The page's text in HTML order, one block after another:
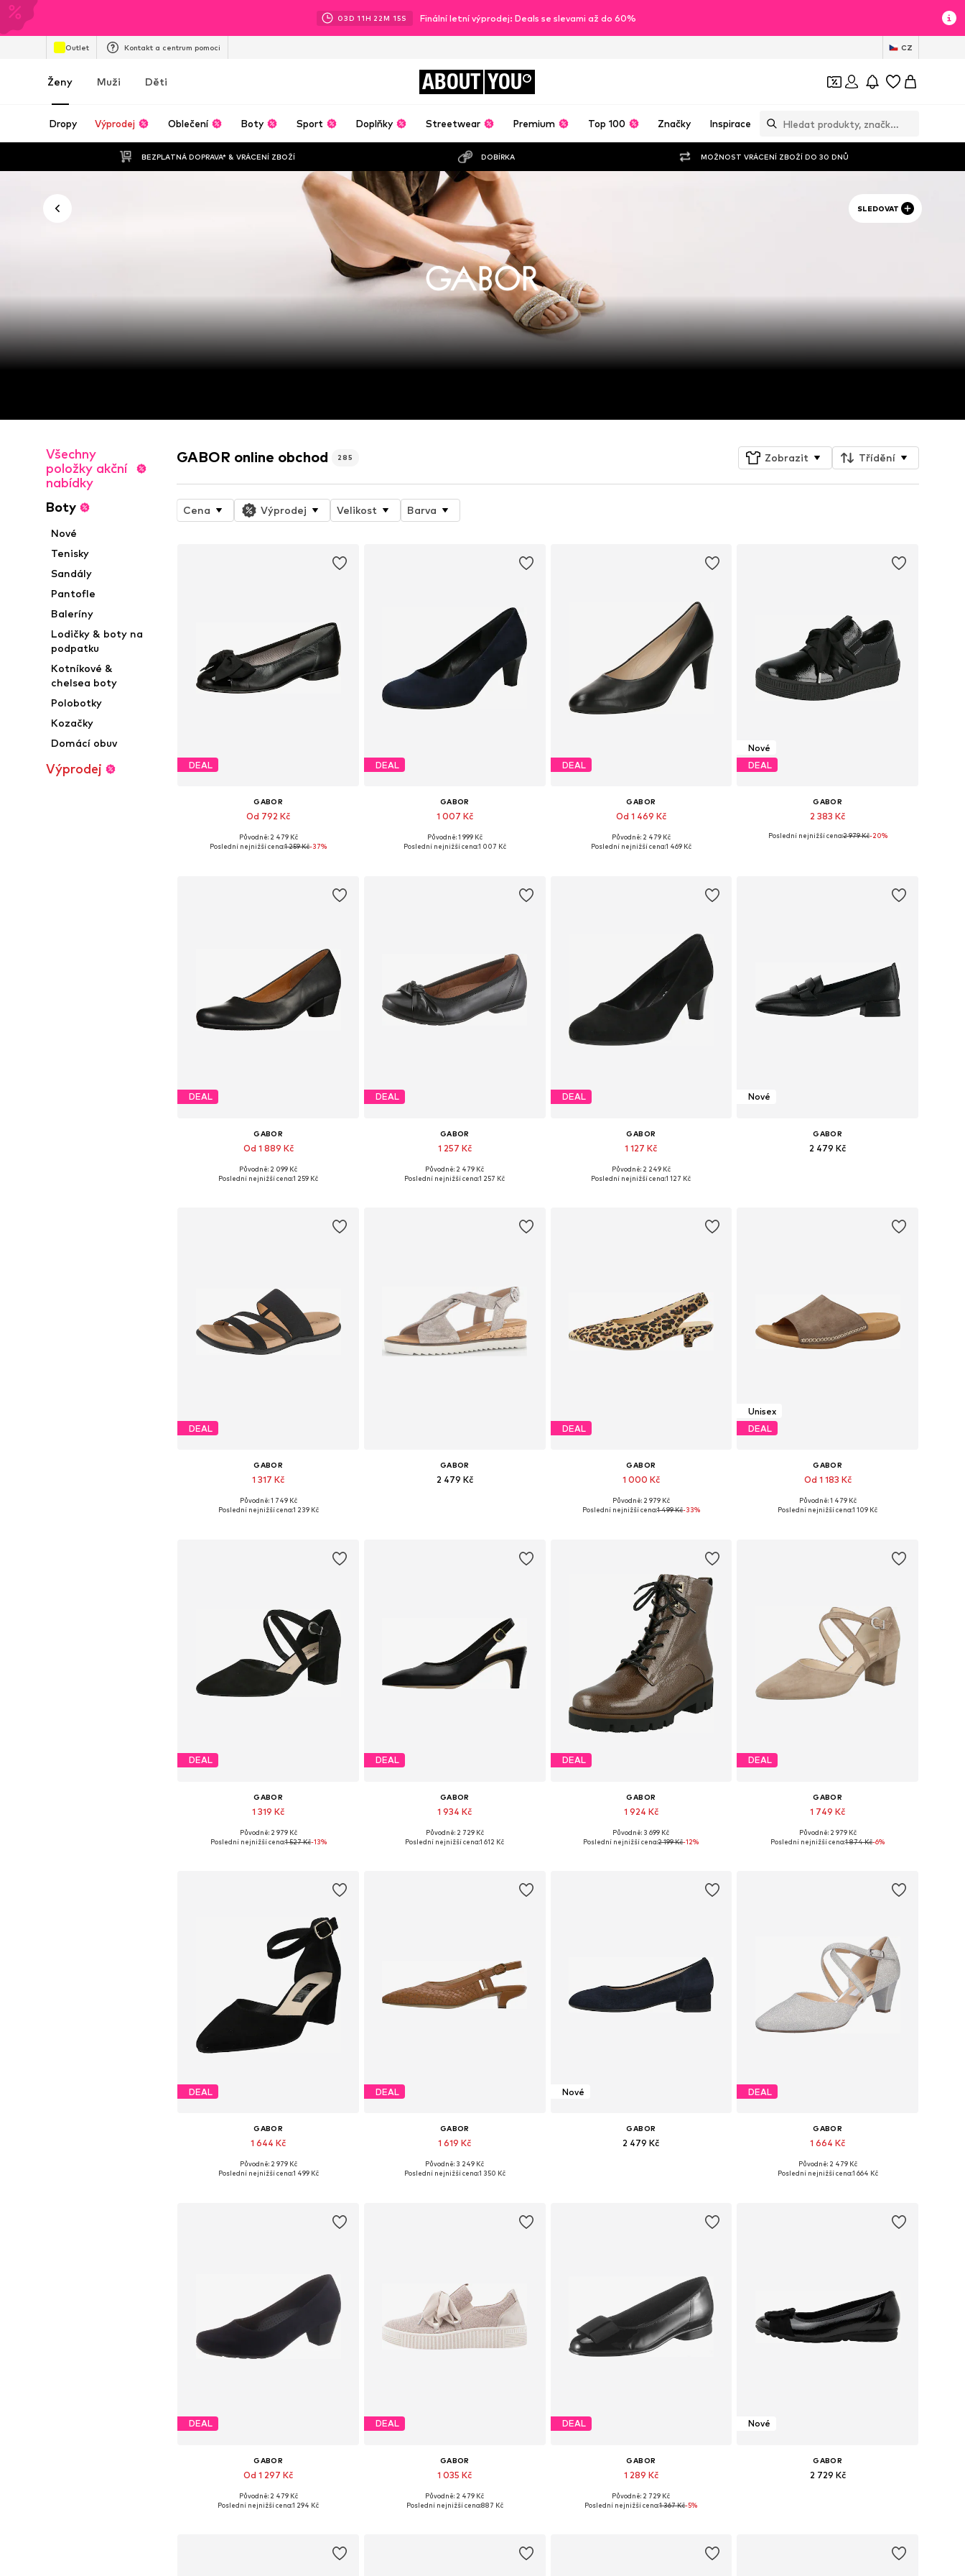
03D 11H 22M 13S Finální letní výprodej: Deals se slevami až do 60%
Outlet Kontakt a centrum pomoci CZ
Ženy Muži Děti ABOUT YOU
Dropy Výprodej Oblečení Boty Sport Doplňky Streetwear Premium Top 100 Značky Inspirace
BEZPLATNÁ DOPRAVA* & VRÁCENÍ ZBOŽÍ DOBÍRKA MOŽNOST VRÁCENÍ ZBOŽÍ DO 30 DNŮ
SLEDOVAT
Všechny
položky akční
nabídky
Boty
Nové
Tenisky
Sandály
Pantofle
Baleríny
Lodičky & boty na
podpatku
Kotníkové &
chelsea boty
Polobotky
Kozačky
Domácí obuv
Výprodej
GABOR online obchod 285 Zobrazit Třídění
Cena Výprodej Velikost Barva
DEAL
GABOR
Od 792 Kč
Dostupné velikosti: 37, 38, 40, 41, 42, 43
Původně: 2 479 Kč
Poslední nejnižší cena:1 259 Kč-37%
DEAL
GABOR
1 007 Kč
Dostupné v mnoha velikostech
Původně: 1 999 Kč
Poslední nejnižší cena:1 007 Kč
DEAL
GABOR
Od 1 469 Kč
Dostupné v mnoha velikostech
Původně: 2 479 Kč
Poslední nejnižší cena:1 469 Kč
Nové
DEAL
GABOR
2 383 Kč
Dostupné v mnoha velikostech
Poslední nejnižší cena:2 979 Kč-20%
DEAL
GABOR
Od 1 889 Kč
Dostupné v mnoha velikostech
Původně: 2 099 Kč
Poslední nejnižší cena:1 259 Kč
DEAL
GABOR
1 257 Kč
Původně: 2 479 Kč
Poslední nejnižší cena:1 257 Kč
DEAL
GABOR
1 127 Kč
Dostupné v mnoha velikostech
Původně: 2 249 Kč
Poslední nejnižší cena:1 127 Kč
Nové
GABOR
2 479 Kč
DEAL
GABOR
1 317 Kč
Dostupné v mnoha velikostech
Původně: 1 749 Kč
Poslední nejnižší cena:1 239 Kč
GABOR
2 479 Kč
DEAL
GABOR
1 000 Kč
Dostupné velikosti: 36, 38, 39, 39,5-40
Původně: 2 979 Kč
Poslední nejnižší cena:1 499 Kč-33%
Unisex
DEAL
GABOR
Od 1 183 Kč
+ 1
Dostupné v mnoha velikostech
Původně: 1 479 Kč
Poslední nejnižší cena:1 109 Kč
DEAL
GABOR
1 319 Kč
Dostupné velikosti: 37, 38, 39, 40
Původně: 2 979 Kč
Poslední nejnižší cena:1 527 Kč-13%
DEAL
GABOR
1 934 Kč
Dostupné v mnoha velikostech
Původně: 2 729 Kč
Poslední nejnižší cena:1 612 Kč
DEAL
GABOR
1 924 Kč
Dostupné velikosti: 37, 38, 39, 39,5-40
Původně: 3 699 Kč
Poslední nejnižší cena:2 199 Kč-12%
DEAL
GABOR
1 749 Kč
Dostupné v mnoha velikostech
Původně: 2 979 Kč
Poslední nejnižší cena:1 874 Kč-6%
DEAL
GABOR
1 644 Kč
Dostupné velikosti: 36, 37, 38, 39, 40, 41
Původně: 2 979 Kč
Poslední nejnižší cena:1 499 Kč
DEAL
GABOR
1 619 Kč
Dostupné velikosti: 37, 38, 39, 39,5-40
Původně: 3 249 Kč
Poslední nejnižší cena:1 350 Kč
Nové
GABOR
2 479 Kč
DEAL
GABOR
1 664 Kč
Dostupné v mnoha velikostech
Původně: 2 479 Kč
Poslední nejnižší cena:1 664 Kč
DEAL
GABOR
Od 1 297 Kč
Dostupné v mnoha velikostech
Původně: 2 479 Kč
Poslední nejnižší cena:1 294 Kč
DEAL
GABOR
1 035 Kč
Dostupné v mnoha velikostech
Původně: 2 479 Kč
Poslední nejnižší cena:887 Kč
DEAL
GABOR
1 289 Kč
Dostupné v mnoha velikostech
Původně: 2 729 Kč
Poslední nejnižší cena:1 367 Kč-5%
Nové
GABOR
2 729 Kč